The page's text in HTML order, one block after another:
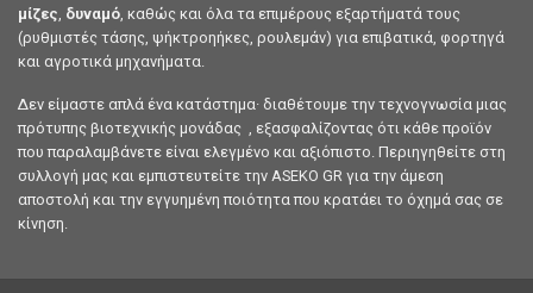
μίζες δυναμό , καθώς και όλα τα επιμέρους εξαρτήματά τους
(ρυθμιστές τάσης, ψήκτροηήκες, ρουλεμάν) για επιβατικά, φορτηγά
και αγροτικά μηχανήματα.
Δεν είμαστε απλά ένα κατάστημα· διαθέτουμε την τεχνογνωσία μιας
πρότυπης βιοτεχνικής μονάδας , εξασφαλίζοντας ότι κάθε προϊόν
που παραλαμβάνετε είναι ελεγμένο και αξιόπιστο. Περιηγηθείτε στη
συλλογή μας και εμπιστευτείτε την ASEKO GR για την άμεση
αποστολή και την εγγυημένη ποιότητα που κρατάει το όχημά σας σε
κίνηση.